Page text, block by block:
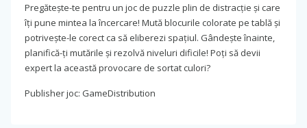
Pregătește-te pentru un joc de puzzle plin de distracție și care
îți pune mintea la încercare! Mută blocurile colorate pe tablă și
potrivește-le corect ca să eliberezi spațiul. Gândește înainte,
planifică-ți mutările și rezolvă niveluri dificile! Poți să devii
expert la această provocare de sortat culori?
Publisher joc: GameDistribution